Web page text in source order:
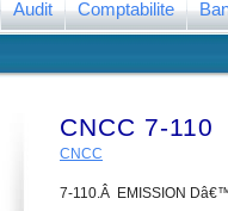
Audit Comptabilite
CNCC 7-110
CNCC
7-110.Â EMISSION